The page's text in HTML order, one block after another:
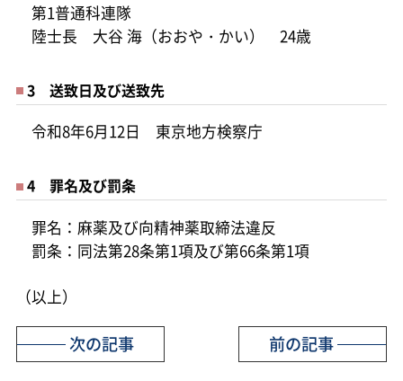
第1普通科連隊
陸士長 大谷 海（おおや・かい） 24歳
3 送致日及び送致先
令和8年6月12日 東京地方検察庁
4 罪名及び罰条
罪名：麻薬及び向精神薬取締法違反
罰条：同法第28条第1項及び第66条第1項
（以上）
前の記事
次の記事